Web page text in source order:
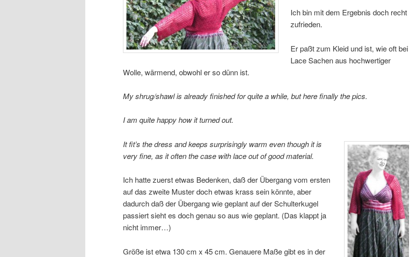
Ich bin mit dem Ergebnis doch recht
zufrieden.
Er paßt zum Kleid und ist, wie oft bei
Lace Sachen aus hochwertiger
Wolle, wärmend, obwohl er so dünn ist.
My shrug/shawl is already finished for quite a while, but here finally the pics.
I am quite happy how it turned out.
It fit’s the dress and keeps surprisingly warm even though it is
very fine, as it often the case with lace out of good material.
Ich hatte zuerst etwas Bedenken, daß der Übergang vom ersten
auf das zweite Muster doch etwas krass sein könnte, aber
dadurch daß der Übergang wie geplant auf der Schulterkugel
passiert sieht es doch genau so aus wie geplant. (Das klappt ja
nicht immer…)
Größe ist etwa 130 cm x 45 cm. Genauere Maße gibt es in der